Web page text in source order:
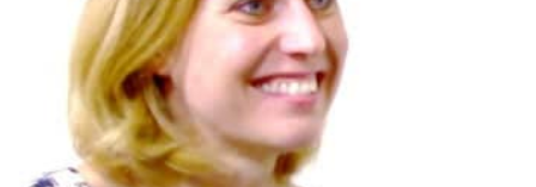
Obchodní podmínky
Hledaná fráze